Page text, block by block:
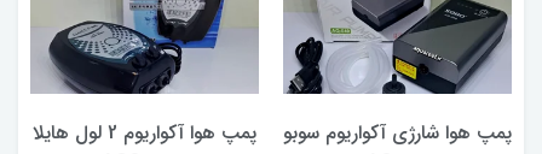
پمپ هوا شارژی آکواریوم سوبو
پمپ هوا آکواریوم 2 لول هایلا